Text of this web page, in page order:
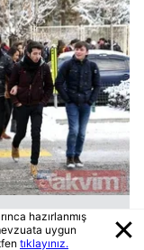
hazırlanmış
uygun
tıklayınız.